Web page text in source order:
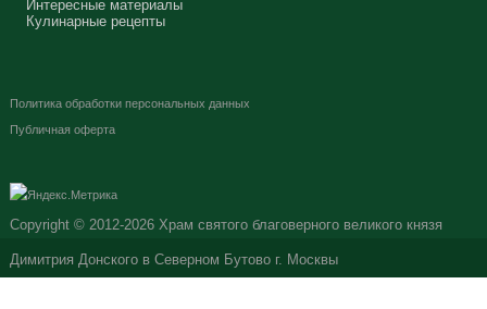
Интересные материалы
Кулинарные рецепты
Политика обработки персональных данных
Публичная оферта
Copyright © 2012-2026 Храм святого благоверного великого князя
Димитрия Донского в Северном Бутово г. Москвы